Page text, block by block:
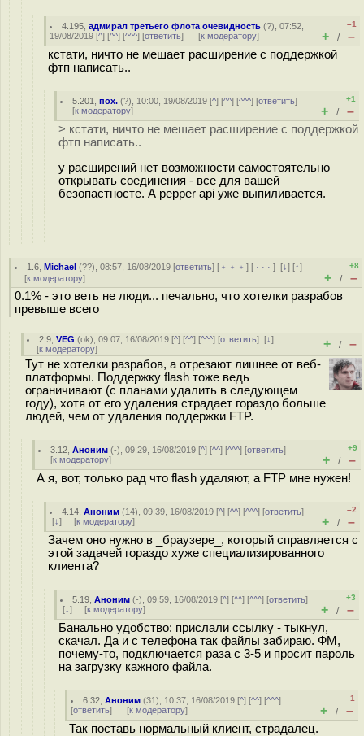
4.195 ,адмирал третьего флота очевидность (?), 07:52,
19/08/2019 [^] [^^] [^^^] [ответить] [к модератору]
–1
+ / –
кстати, ничто не мешает расширение с поддержкой
фтп написать..
5.201 ,пох. (?), 10:00, 19/08/2019 [^] [^^] [^^^] [ответить]
[к модератору]
+1
+ / –
> кстати, ничто не мешает расширение с поддержкой
фтп написать..
у расширений нет возможности самостоятельно
открывать соединения - все для вашей
безопастносте. А pepper api уже выпиливается.
1.6 ,Michael (??), 08:57, 16/08/2019 [ответить] [ ﹢﹢﹢] [ · · ·][↓] [↑]
[к модератору]
+8
+ / –
0.1% - это веть не люди... печально, что хотелки разрабов
превыше всего
2.9 ,VEG (ok), 09:07, 16/08/2019 [^] [^^] [^^^] [ответить][↓]
[к модератору] + / –
Тут не хотелки разрабов, а отрезают лишнее от веб-
платформы. Поддержку flash тоже ведь
ограничивают (с планами удалить в следующем
году), хотя от его удаления страдает гораздо больше
людей, чем от удаления поддержки FTP.
3.12 ,Аноним (-), 09:29, 16/08/2019 [^] [^^] [^^^] [ответить]
[к модератору]
+9
+ / –
А я, вот, только рад что flash удаляют, а FTP мне нужен!
4.14 ,Аноним (14), 09:39, 16/08/2019 [^] [^^] [^^^] [ответить]
[↓] [к модератору]
–2
+ / –
Зачем оно нужно в _браузере_, который справляется с
этой задачей гораздо хуже специализированного
клиента?
5.19 ,Аноним (-), 09:59, 16/08/2019 [^] [^^] [^^^] [ответить]
[↓] [к модератору]
+3
+ / –
Банально удобство: прислали ссылку - тыкнул,
скачал. Да и с телефона так файлы забираю. ФМ,
почему-то, подключается раза с 3-5 и просит пароль
на загрузку кажного файла.
6.32 ,Аноним (31), 10:37, 16/08/2019 [^] [^^] [^^^]
[ответить] [к модератору]
–1
+ / –
Так поставь нормальный клиент, страдалец.